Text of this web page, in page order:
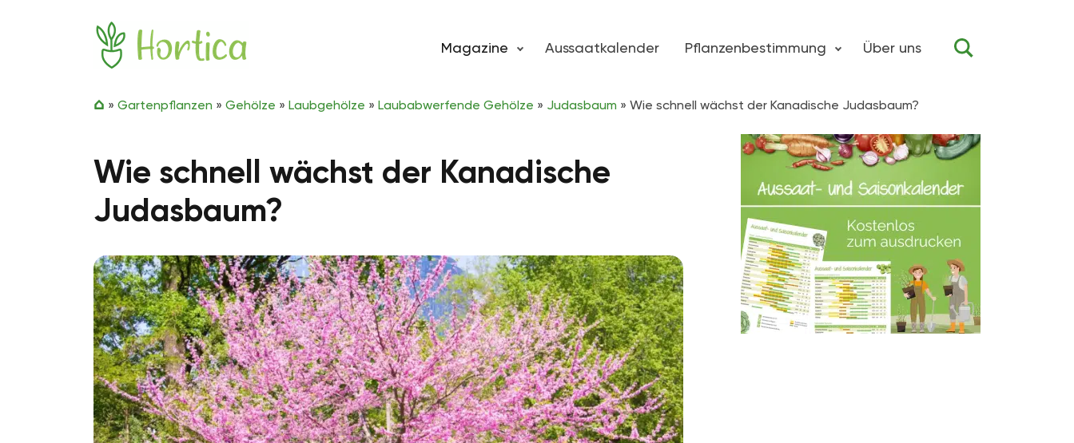
Magazine Aussaatkalender Pflanzenbestimmung Über uns
» Gartenpflanzen » Gehölze » Laubgehölze » Laubabwerfende Gehölze » Judasbaum » Wie schnell wächst der Kanadische Judasbaum?
Wie schnell wächst der Kanadische
Judasbaum?